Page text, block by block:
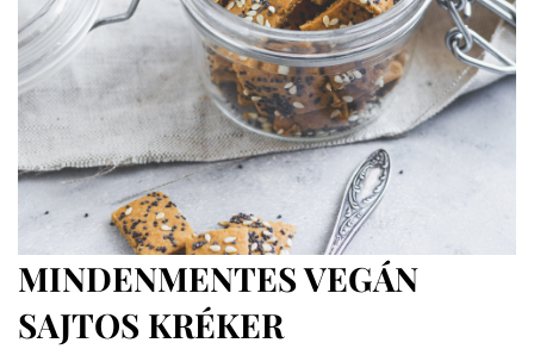
MINDENMENTES VEGÁN
SAJTOS KRÉKER